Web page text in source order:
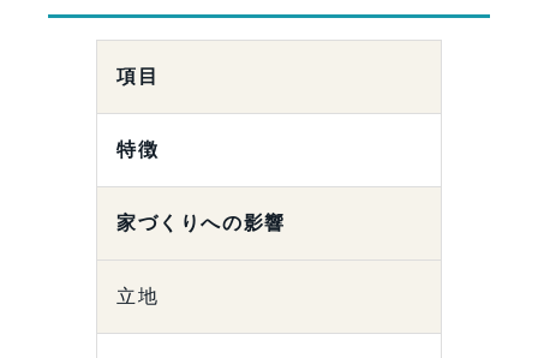
項目
特徴
家づくりへの影響
立地